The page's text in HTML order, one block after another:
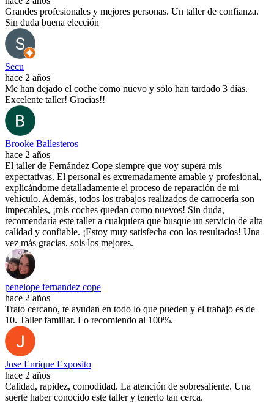
Grandes profesionales y mejores personas. Un taller de confianza.
Sin duda buena elección
Secu
hace 2 años
Me han dejado el coche como nuevo y sólo han tardado 3 días.
Excelente taller! Gracias!!
Brooke Ballesteros
hace 2 años
El taller de Fernández Cope siempre que voy supera mis
expectativas. El personal es extremadamente amable y profesional,
explicándome detalladamente el proceso de reparación de mi
vehículo. Además, todos los trabajos realizados de carrocería son
impecables, ¡mis coches quedan como nuevos! Sin duda,
recomendaría este taller a cualquiera que busque un servicio de alta
calidad y confiable. ¡Estoy muy satisfecha con los resultados! Una
vez más gracias, sois los mejores.
penelope fernandez cope
hace 2 años
Trato cercano, te ayudan en todo lo que pueden y el trabajo es de
10. Taller familiar. Lo recomiendo al 100%.
Jose Enrique Exposito
hace 2 años
Calidad, rapidez, comodidad. La atención de sobresaliente. Una
suerte haber conocido este taller y tenerlo tan cerca.